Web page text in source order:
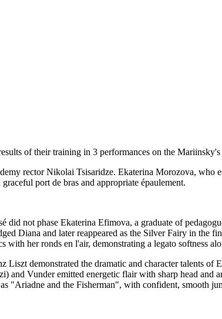
of their training in 3 performances on the
rector Nikolai Tsisaridze. Ekaterina Morozova, who
port de bras and appropriate épaulement.
did not phase Ekaterina Efimova, a graduate of
Diana and later reappeared as the Silver Fairy in
her ronds en l'air, demonstrating a legato softness
demonstrated the dramatic and character talents
Vunder emitted energetic flair with sharp head and
and the Fisherman", with confident, smooth